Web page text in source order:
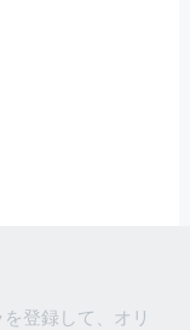
登録して、オリ